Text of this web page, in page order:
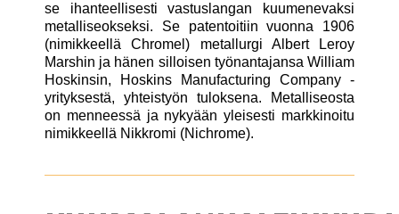
se ihanteellisesti vastuslangan kuumenevaksi
metalliseokseksi. Se patentoitiin vuonna 1906
(nimikkeellä Chromel) metallurgi Albert Leroy
Marshin ja hänen silloisen työnantajansa William
Hoskinsin, Hoskins Manufacturing Company -
yrityksestä, yhteistyön tuloksena. Metalliseosta
on menneessä ja nykyään yleisesti markkinoitu
nimikkeellä Nikkromi (Nichrome).